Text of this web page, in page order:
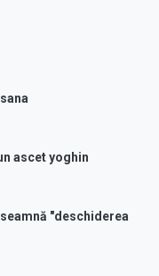
ascet yoghin
"deschiderea